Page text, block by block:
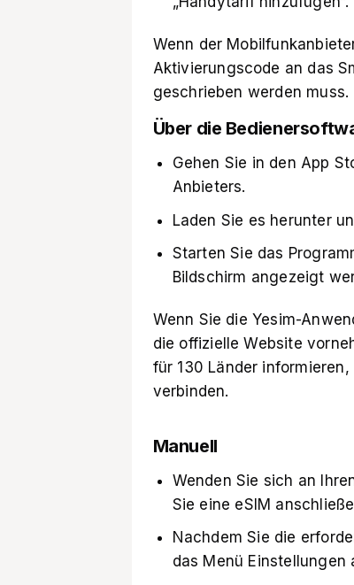
Wenn der
Aktivierungscode an das
geschrieben werden muss.
Über die
Gehen Sie in den App
Anbieters.
Laden Sie es herunter
Starten Sie das
Bildschirm angezeigt
Wenn Sie die Yesim-
die offizielle Website
für 130 Länder
verbinden.
Manuell
Wenden Sie sich an
Sie eine eSIM
Nachdem Sie die
das Menü Einstellungen